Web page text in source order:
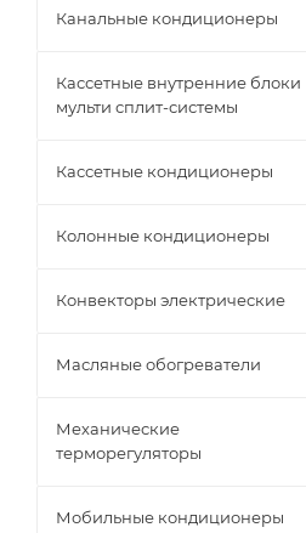
Канальные кондиционеры
Кассетные внутренние блоки
мульти сплит-системы
Кассетные кондиционеры
Колонные кондиционеры
Конвекторы электрические
Масляные обогреватели
Механические
терморегуляторы
Мобильные кондиционеры